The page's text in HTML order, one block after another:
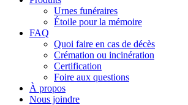
Urnes funéraires
Étoile pour la mémoire
FAQ
Quoi faire en cas de décès
Crémation ou incinération
Certification
Foire aux questions
À propos
Nous joindre